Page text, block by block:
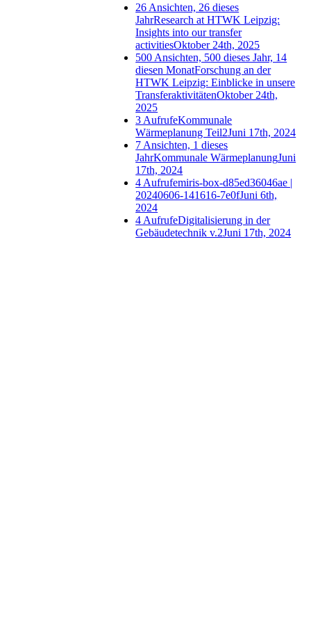
26 Ansichten, 26 dieses
JahrResearch at HTWK Leipzig:
Insights into our transfer
activitiesOktober 24th, 2025
500 Ansichten, 500 dieses Jahr, 14
diesen MonatForschung an der
HTWK Leipzig: Einblicke in unsere
TransferaktivitätenOktober 24th,
2025
3 AufrufeKommunale
Wärmeplanung Teil2Juni 17th, 2024
7 Ansichten, 1 dieses
JahrKommunale WärmeplanungJuni
17th, 2024
4 Aufrufemiris-box-d85ed36046ae |
20240606-141616-7e0fJuni 6th,
2024
4 AufrufeDigitalisierung in der
Gebäudetechnik v.2Juni 17th, 2024